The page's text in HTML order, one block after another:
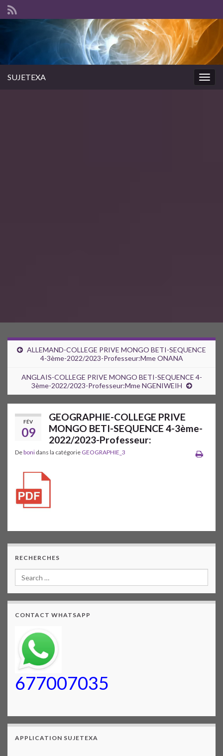
SUJETEXA
ALLEMAND-COLLEGE PRIVE MONGO BETI-SEQUENCE
4-3ème-2022/2023-Professeur:Mme ONANA
ANGLAIS-COLLEGE PRIVE MONGO BETI-SEQUENCE 4-
3ème-2022/2023-Professeur:Mme NGENIWEIH
FÉV
09
GEOGRAPHIE-COLLEGE PRIVE
MONGO BETI-SEQUENCE 4-3ème-
2022/2023-Professeur:
Deboni dans la catégorie GEOGRAPHIE_3
RECHERCHES
CONTACT WHATSAPP
677007035
APPLICATION SUJETEXA